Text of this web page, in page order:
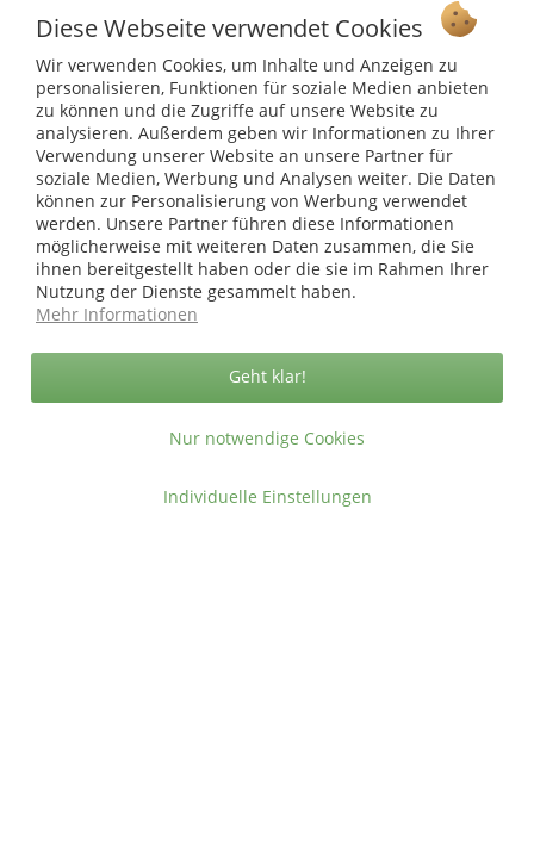
Versandkosten
Copyright © afp marketing gmbh - Alle Rechte vorbehalten
Sicher zahlen in unserem Onlineshop
Diese Webseite verwendet Cookies
Wir verwenden Cookies, um Inhalte und Anzeigen zu
personalisieren, Funktionen für soziale Medien anbieten
zu können und die Zugriffe auf unsere Website zu
analysieren. Außerdem geben wir Informationen zu Ihrer
Verwendung unserer Website an unsere Partner für
soziale Medien, Werbung und Analysen weiter. Die Daten
können zur Personalisierung von Werbung verwendet
werden. Unsere Partner führen diese Informationen
möglicherweise mit weiteren Daten zusammen, die Sie
ihnen bereitgestellt haben oder die sie im Rahmen Ihrer
Nutzung der Dienste gesammelt haben.
Mehr Informationen
Nur notwendige Cookies
Geht klar!
Individuelle Einstellungen